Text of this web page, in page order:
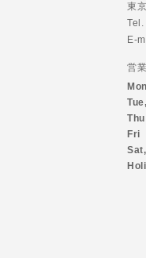
東
E-
営
Mon
Thu
Fri